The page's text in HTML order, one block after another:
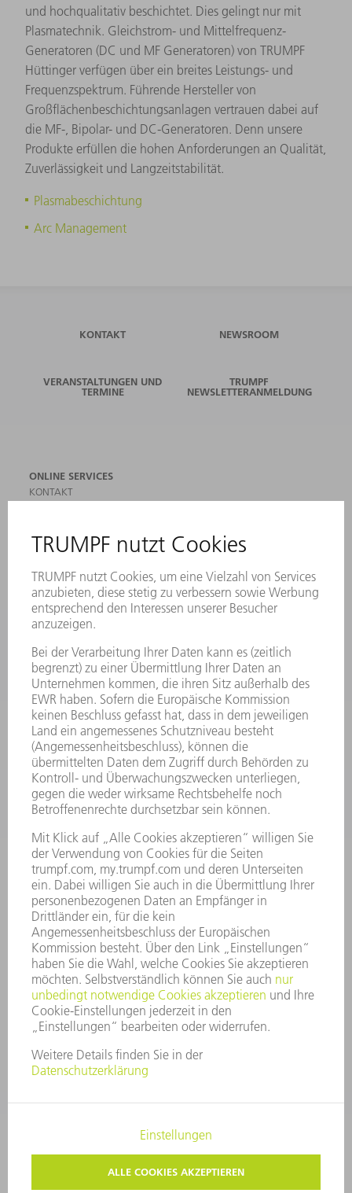
und hochqualitativ beschichtet. Dies gelingt nur mit
Plasmatechnik. Gleichstrom- und Mittelfrequenz-
Generatoren (DC und MF Generatoren) von TRUMPF
Hüttinger verfügen über ein breites Leistungs- und
Frequenzspektrum. Führende Hersteller von
Großflächenbeschichtungsanlagen vertrauen dabei auf
die MF-, Bipolar- und DC-Generatoren. Denn unsere
Produkte erfüllen die hohen Anforderungen an Qualität,
Zuverlässigkeit und Langzeitstabilität.
Plasmabeschichtung
Arc Management
KONTAKT NEWSROOM
VERANSTALTUNGEN UND
TERMINE
TRUMPF
NEWSLETTERANMELDUNG
ONLINE SERVICES
KONTAKT
VERANSTALTUNGEN UND TERMINE
NEWSLETTER-ANMELDUNG
MYTRUMPF
SICHERHEITSDATENBLÄTTER
PRODUKTE
MASCHINEN & SYSTEME
LEISTUNGSELEKTRONIK
ELEKTROWERKZEUGE
SMART FACTORY
SOFTWARE
SERVICES
ANWENDUNGEN
BRANCHEN
UNTERNEHMEN
KARRIERE
STELLENANGEBOTE
UNTERNEHMENSPROFIL
GESCHÄFTSBERICHT
UNTERNEHMENSGRUNDSÄTZE
COMPLIANCE
HINWEISGEBERSYSTEM
SECURITY
PRESSEMITTEILUNGEN
MAGAZINE
LIEFERANTEN
NACHHALTIGKEIT
UMWELT & KLIMA
SOZIALES & GESELLSCHAFT
UNTERNEHMENSFÜHRUNG
IMPRESSUM
DATENSCHUTZ
COPYRIGHT UND MARKENZEICHEN
AGB
PRIVATSPHÄRE-EINSTELLUNGEN